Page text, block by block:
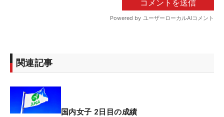
関連記事
国内女子 2日目の成績